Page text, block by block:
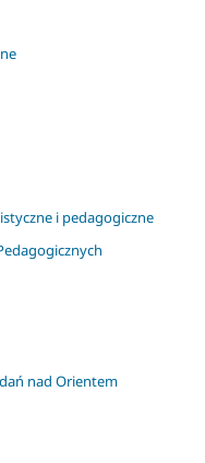
i pedagogiczne
nad Orientem